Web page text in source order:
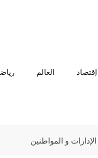
إقتصاد العالم
الإدارات و المواطنين